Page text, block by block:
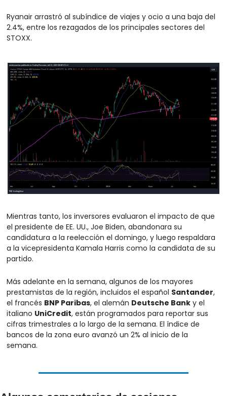
Ryanair arrastró al subíndice de viajes y ocio a una baja del
2.4%, entre los rezagados de los principales sectores del
STOXX.
Mientras tanto, los inversores evaluaron el impacto de que
el presidente de EE. UU., Joe Biden, abandonara su
candidatura a la reelección el domingo, y luego respaldara
a la vicepresidenta Kamala Harris como la candidata de su
partido.
Más adelante en la semana, algunos de los mayores
prestamistas de la región, incluidos el español Santander,
el francés BNP Paribas, el alemán Deutsche Bank y el
italiano UniCredit, están programados para reportar sus
cifras trimestrales a lo largo de la semana. El índice de
bancos de la zona euro avanzó un 2% al inicio de la
semana.